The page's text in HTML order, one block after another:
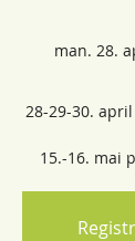
man. 28.
28-29-30.
15.-16. mai